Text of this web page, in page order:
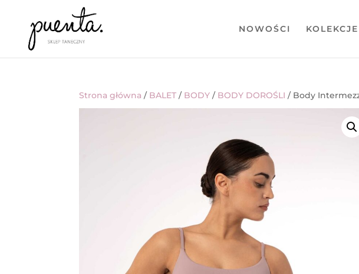
NOWOŚCI KOLEKCJE
Strona główna / BALET / BODY / BODY DOROŚLI / Body